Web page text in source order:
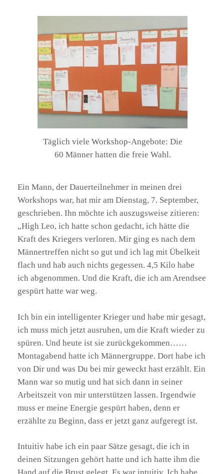
Täglich viele Workshop-Angebote: Die
60 Männer hatten die freie Wahl.
Ein Mann, der Dauerteilnehmer in meinen drei
Workshops war, hat mir am Dienstag, 7. September,
geschrieben. Ihn möchte ich auszugsweise zitieren:
„High Leo, ich hatte schon gedacht, ich hätte die
Kraft des Kriegers verloren. Mir ging es nach dem
Männertreffen nicht so gut und ich lag mit Übelkeit
flach und hab auch nichts gegessen. 4,5 Kilo habe
ich abgenommen. Und die Kraft, die ich am Arendsee
gespürt hatte war weg.
Ich bin ein intelligenter Krieger und habe mir gesagt,
ich muss mich jetzt ausruhen, um die Kraft wieder zu
spüren. Und heute ist sie zurückgekommen……
Montagabend hatte ich Männergruppe. Dort habe ich
von Dir und was Du bei mir geweckt hast erzählt. Ein
Mann war so mutig und hat sich dann in seiner
Arbeitszeit von mir unterstützen lassen. Irgendwie
muss er meine Energie gespürt haben, denn er
erzählte zu Beginn, dass er jetzt ganz aufgeregt ist.
Intuitiv habe ich ein paar Sätze gesagt, die ich in
deinen Sitzungen gehört hatte und ich hatte ihm die